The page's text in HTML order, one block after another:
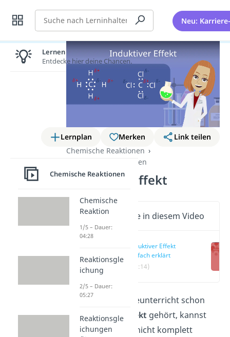
Suche Neu:
Lernplan Merken
Link teilen
Chemische Reaktionen
Organische Reaktionen
Induktiver Effekt
Wichtige Inhalte in diesem Video
Induktiver Effekt
einfach erklärt
(00:14)
Du hast im Chemieunterricht schon
einmal vom+I Effekt gehört, kannst
diesen aber noch nicht komplett
Lernen lohnt sich!
Entdecke hier deine Chancen.
Chemische Reaktionen
Chemische
Reaktion
1/5 – Dauer:
04:28
Reaktionsgle
ichung
2/5 – Dauer:
05:27
Reaktionsgle
ichungen